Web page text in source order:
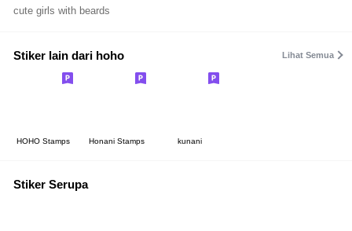
cute girls with beards
Stiker lain dari hoho Lihat Semua
HOHO Stamps Honani Stamps kunani
Stiker Serupa